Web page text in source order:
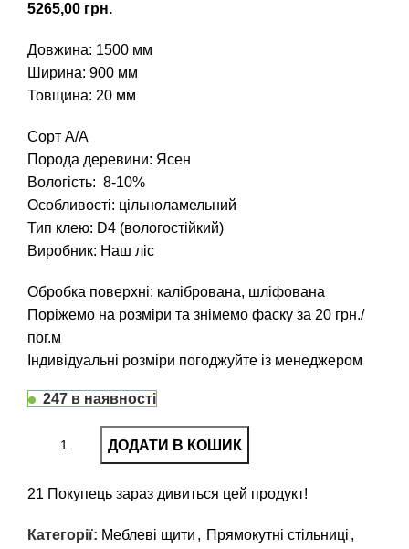
грн.
Довжина: 1500 мм
Ширина: 900 мм
Товщина: 20 мм
Сорт А/А
Порода деревини: Ясен
Вологість: 8-10%
Особливості: цільноламельний
Тип клею: D4 (вологостійкий)
Виробник: Наш ліс
Обробка поверхні: калібрована, шліфована
Поріжемо на розміри та знімемо фаску за 20 грн./
пог.м
Індивідуальні розміри погоджуйте із менеджером
247 в наявності
ДОДАТИ В КОШИК
21 Покупець зараз дивиться цей продукт!
Категорії: Меблеві щити , Прямокутні стільниці ,